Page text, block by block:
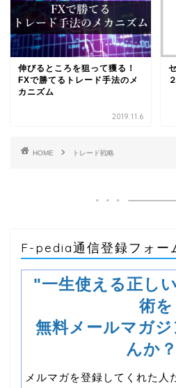
伸びるところを狙って獲る！
FXで勝てるトレード手法のメ
カニズム
2019.11.6
HOME トレード戦略
F-pedia通信登録フォー
"一生使える正し
術を
無料メールマガ
んか
メルマガを登録してくれた人